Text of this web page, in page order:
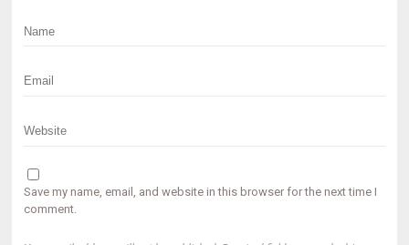
Save my name, email, and website in this browser for the next time I
comment.